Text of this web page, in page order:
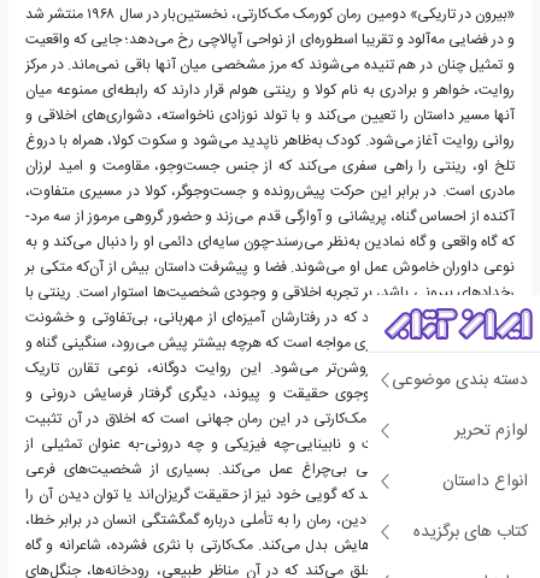
دسته بندی موضوعی
لوازم تحریر
انواع داستان
کتاب های برگزیده
«بیرون در تاریکی» دومین رمان کورمک مک‌کارتی، نخستین‌بار در سال ۱۹۶۸ منتشر شد
و در فضایی مه‌آلود و تقریبا اسطوره‌ای از نواحی آپالاچی رخ می‌دهد؛ جایی که واقعیت
و تمثیل چنان در هم تنیده می‌شوند که مرز مشخصی میان آنها باقی نمی‌ماند. در مرکز
روایت، خواهر و برادری به نام کولا و رینتی هولم قرار دارند که رابطه‌ای ممنوعه میان
آنها مسیر داستان را تعیین می‌کند و با تولد نوزادی ناخواسته، دشواری‌های اخلاقی و
روانی روایت آغاز می‌شود. کودک به‌ظاهر ناپدید می‌شود و سکوت کولا، همراه با دروغ
تلخ او، رینتی را راهی سفری می‌کند که از جنس جست‌وجو، مقاومت و امید لرزان
مادری است. در برابر این حرکت پیش‌رونده و جست‌وجوگر، کولا در مسیری متفاوت،
آکنده از احساس گناه، پریشانی و آوارگی قدم می‌زند و حضور گروهی مرموز از سه مرد-
که گاه واقعی و گاه نمادین به‌نظر می‌رسند-چون سایه‌ای دائمی او را دنبال می‌کند و به
نوعی داوران خاموش عمل او می‌شوند. فضا و پیشرفت داستان بیش از آن‌که متکی بر
رخدادهای بیرونی باشد، بر تجربه اخلاقی و وجودی شخصیت‌ها استوار است. رینتی با
غریبه‌هایی روبه‌رو می‌شود که در رفتارشان آمیزه‌ای از مهربانی، بی‌تفاوتی و خشونت
جریان دارد؛ و کولا با مسیری مواجه است که هرچه بیشتر پیش می‌رود، سنگینی گناه و
هول‌ناکی سرنوشت او روشن‌تر می‌شود. این روایت دوگانه، نوعی تقارن تاریک
می‌سازد: یکی در جست‌وجوی حقیقت و پیوند، دیگری گرفتار فرسایش درونی و
قضاوت‌های پنهان. جهان مک‌کارتی در این رمان جهانی است که اخلاق در آن تثبیت
نشده، امید شکننده است و نابینایی-چه فیزیکی و چه درونی-به عنوان تمثیلی از
سردرگمی انسان در جهانی بی‌چراغ عمل می‌کند. بسیاری از شخصیت‌های فرعی
به‌گونه‌ای توصیف می‌شوند که گویی خود نیز از حقیقت گریزان‌اند یا توان دیدن آن را
ندارند، و این نابینایی نمادین، رمان را به تأملی درباره گمگشتگی انسان در برابر خطا،
میل و پیامدهای انتخاب‌هایش بدل می‌کند. مک‌کارتی با نثری فشرده، شاعرانه و گاه
بی‌رحمانه، چشم‌اندازی خلق می‌کند که در آن مناظر طبیعی، رودخانه‌ها، جنگل‌های